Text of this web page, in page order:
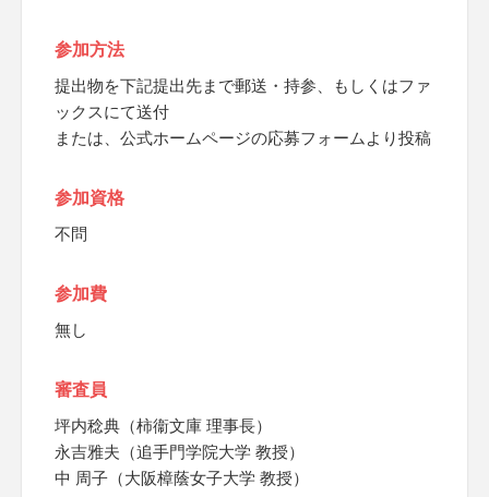
参加方法
提出物を下記提出先まで郵送・持参、もしくはファ
ックスにて送付
または、公式ホームページの応募フォームより投稿
参加資格
不問
参加費
無し
審査員
坪内稔典（柿衞文庫 理事長）
永吉雅夫（追手門学院大学 教授）
中 周子（大阪樟蔭女子大学 教授）